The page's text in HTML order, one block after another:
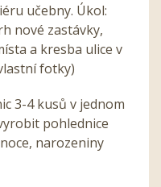
učebny. Úkol:
nové zastávky,
a kresba ulice v
fotky)
3-4 kusů v jednom
pohlednice
narozeniny